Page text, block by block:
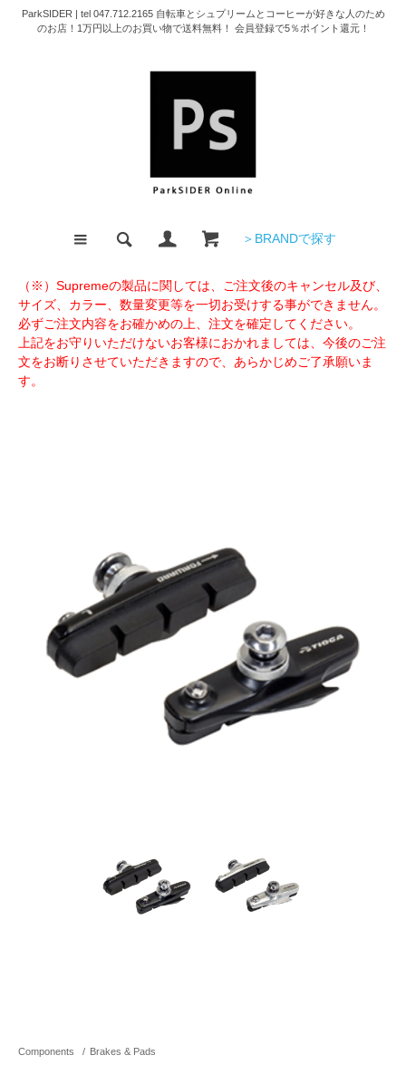
ParkSIDER | tel 047.712.2165 自転車とシュプリームとコーヒーが好きな人のため
のお店！1万円以上のお買い物で送料無料！ 会員登録で5％ポイント還元！
＞BRANDで探す
（※）Supremeの製品に関しては、ご注文後のキャンセル及び、
サイズ、カラー、数量変更等を一切お受けする事ができません。
必ずご注文内容をお確かめの上、注文を確定してください。
上記をお守りいただけないお客様におかれましては、今後のご注
文をお断りさせていただきますので、あらかじめご了承願いま
す。
Components / Brakes & Pads